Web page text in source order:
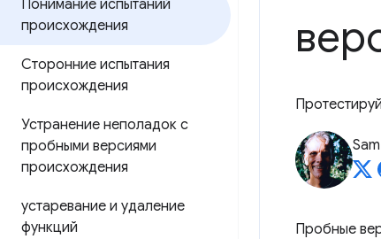
Понимание испытаний
происхождения
Сторонние испытания
происхождения
Устранение неполадок с
пробными версиями
происхождения
устаревание и удаление
функций
Пробные